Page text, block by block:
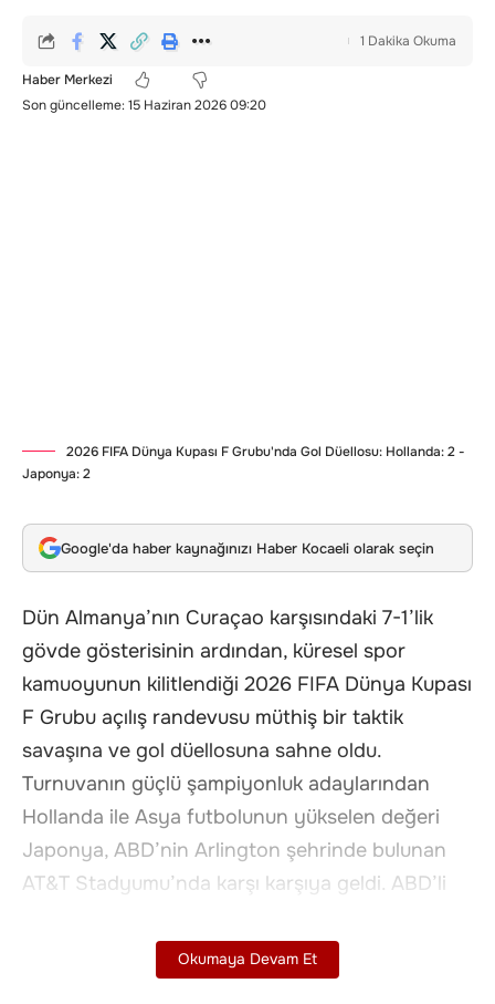
Son güncelleme: 15 Haziran 2026 09:20
Haber Merkezi
1 Dakika Okuma
2026 FIFA Dünya Kupası F Grubu'nda Gol Düellosu: Hollanda: 2 -
Japonya: 2
Google'da haber kaynağınızı Haber Kocaeli olarak seçin
Dün Almanya’nın Curaçao karşısındaki 7-1’lik
gövde gösterisinin ardından, küresel spor
kamuoyunun kilitlendiği 2026 FIFA Dünya Kupası
F Grubu açılış randevusu müthiş bir taktik
savaşına ve gol düellosuna sahne oldu.
Turnuvanın güçlü şampiyonluk adaylarından
Hollanda ile Asya futbolunun yükselen değeri
Japonya, ABD’nin Arlington şehrinde bulunan
AT&T Stadyumu’nda karşı karşıya geldi. ABD’li
nefes kesen anların ardından 2-2’lik eşitlikle
Okumaya Devam Et